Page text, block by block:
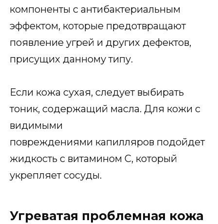
компоненты с антибактериальным
эффектом, которые предотвращают
появление угрей и других дефектов,
присущих данному типу.
Если кожа сухая, следует выбирать
тоник, содержащий масла. Для кожи с
видимыми
повреждениями капилляров подойдет
жидкость с витамином С, который
укрепляет сосуды.
Угреватая проблемная кожа